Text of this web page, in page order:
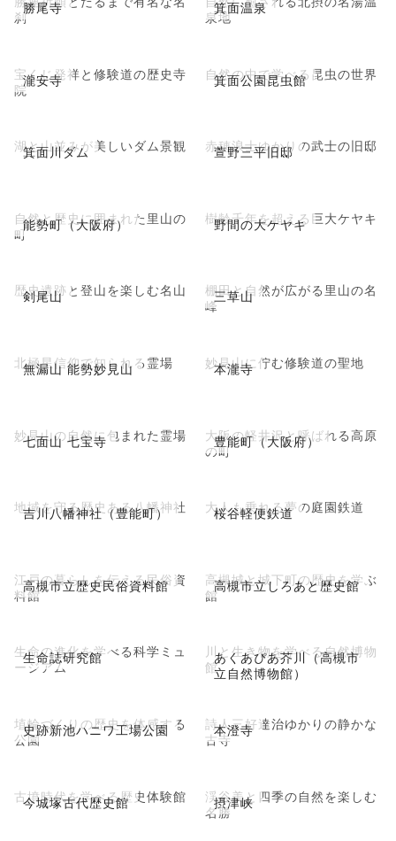
勝尾寺
刹
箕面温泉
泉地
瀧安寺
宝くじ発祥と修験道の歴史寺
院
箕面公園昆虫館
自然の中で学べる昆虫の世界
箕面川ダム
湖と山並みが美しいダム景観 萱野三平旧邸
赤穂浪士ゆかりの武士の旧邸
能勢町（大阪府）
自然と歴史に囲まれた里山の
町
野間の大ケヤキ
樹齢千年を超える巨大ケヤキ
剣尾山
歴史遺跡と登山を楽しむ名山 三草山
棚田と自然が広がる里山の名
峰
無漏山 能勢妙見山
北極星信仰で知られる霊場 本瀧寺
妙見山に佇む修験道の聖地
七面山 七宝寺
妙見山の自然に包まれた霊場 豊能町（大阪府）
大阪の軽井沢と呼ばれる高原
の町
吉川八幡神社（豊能町）
地域を守る歴史ある八幡神社 桜谷軽便鉄道
大人も乗れる夢の庭園鉄道
高槻市立歴史民俗資料館
江戸の暮らしを伝える民俗資
料館
高槻市立しろあと歴史館
高槻城と城下町の歴史を学ぶ
館
生命誌研究館
生命の進化を学べる科学ミュ
ージアム
あくあぴあ芥川（高槻市
立自然博物館）
川と生き物を学べる自然博物
館
史跡新池ハニワ工場公園
埴輪づくりの歴史を体感する
公園
本澄寺
詩人三好達治ゆかりの静かな
古寺
今城塚古代歴史館
古墳時代を学べる歴史体験館 摂津峡
渓谷美と四季の自然を楽しむ
名勝